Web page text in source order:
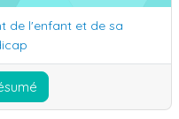
de l'enfant et de sa